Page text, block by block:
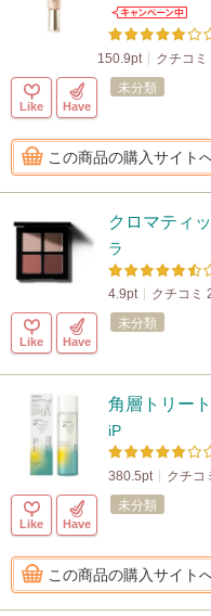
150.9pt クチコ
Like Have
未分類
この商品の購入サイト
クロマティ
ラ
4.9pt クチコミ
Like Have
未分類
角層トリー
iP
380.5pt クチコ
Like Have
未分類
この商品の購入サイト